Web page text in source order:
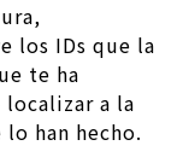
los IDs que la
te ha
a la
han hecho.